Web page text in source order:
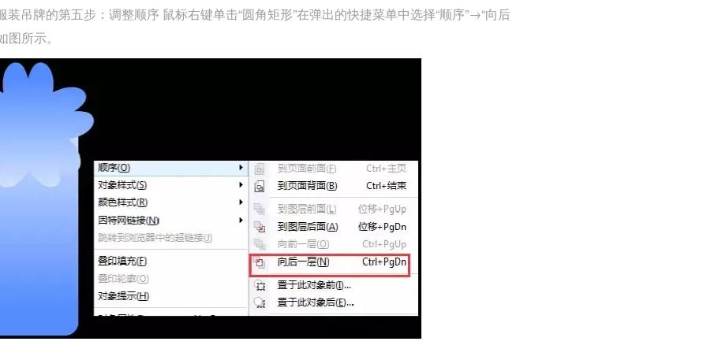
吊牌的第五步：调整顺序 鼠标右键单击“圆角矩形”在弹出的快捷菜单中选择“顺序”→“向后
图所示。